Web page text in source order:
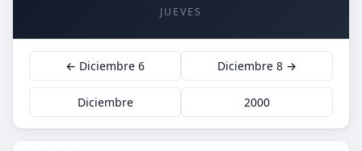
JUEVES
← Diciembre 6 Diciembre 8 →
Diciembre 2000